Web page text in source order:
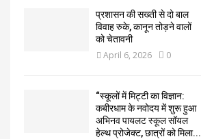
प्रशासन की सख्ती से दो बाल
विवाह रुके, कानून तोड़ने वालों
को चेतावनी
April 6, 2026 0
“स्कूलों में मिट्टी का विज्ञान:
कबीरधाम के नवोदय में शुरू हुआ
अभिनव पायलट स्कूल सॉयल
हेल्थ प्रोजेक्ट, छात्रों को मिला...